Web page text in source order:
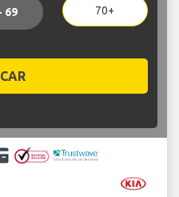
69 70+